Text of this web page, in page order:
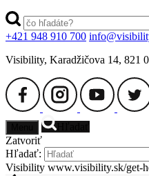
+421 948 910 700
Visibility, Karadžičova 14, 821
Zatvoriť
Hľadať:
Visibility www.visibility.sk/get-